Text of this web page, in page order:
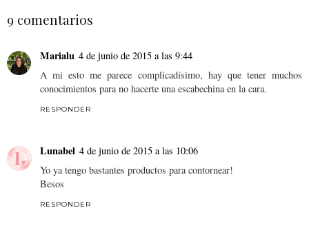
9 comentarios
Marialu 4 de junio de 2015 a las 9:44
A mi esto me parece complicadísimo, hay que tener muchos
conocimientos para no hacerte una escabechina en la cara.
RESPONDER
Lunabel 4 de junio de 2015 a las 10:06
Yo ya tengo bastantes productos para contornear!
Besos
RESPONDER